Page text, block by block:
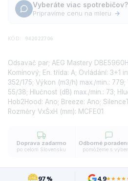
Odsavač par; AEG Mastery
Komínový; En. třída: A; Ovládání: 3+1
352/175; Výkon (m3/h) max./min.:
55/38; Hlučnost (dB) max./min.: 73;
Hob2Hood: Ano; Breeze: Ano;
Rozměry VxŠxH (mm): MCFE01
Vyberáte viac spotrebičov?
Pripravíme cenu na mieru →
KÓD: 942022706
Doprava zadarmo
po celom Slovensku
Odborné
pomôžeme s
97 % 4,9